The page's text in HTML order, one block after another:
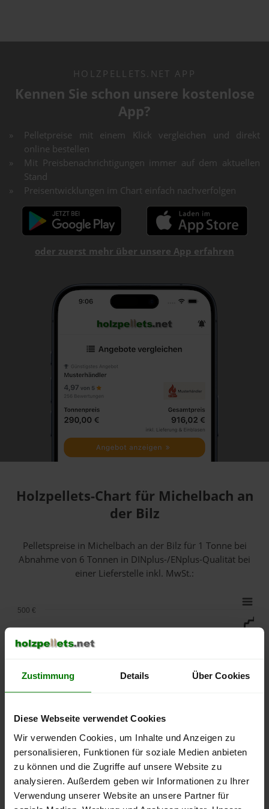
Zustimmung Details Über Cookies
Diese Webseite verwendet Cookies
Wir verwenden Cookies, um Inhalte und Anzeigen zu
personalisieren, Funktionen für soziale Medien anbieten
zu können und die Zugriffe auf unsere Website zu
analysieren. Außerdem geben wir Informationen zu Ihrer
Verwendung unserer Website an unsere Partner für
HOLZPELLETS.NET APP
Kennen Sie schon unsere kostenlose
App?
Pelletpreise mit einem Klick vergleichen und direkt
online bestellen
Mit Preisbenachrichtigungen immer auf dem aktuellen
Stand
Preisentwicklungen im Chart einfach nachverfolgen
oder zuerst mehr über unsere App erfahren
Holzpellets-Chart für Michelbach an
der Bilz
Pelletspreise in Michelbach an der Bilz für 1 Tonne bei
Abnahmevon 6 Tonnen in DINplus-/ENplus-Qualität bei
einer Lieferstelle inkl. MwSt.:
September
2025
Januar
2026
Mai
2026
250 €
300 €
400 €
450 €
500 €